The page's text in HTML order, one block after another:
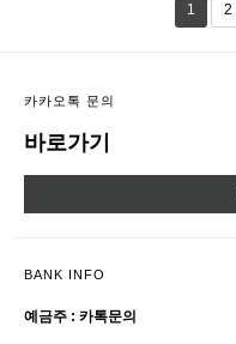
1 2
카카오톡 문의
바로가기
BANK INFO
예금주 : 카톡문의